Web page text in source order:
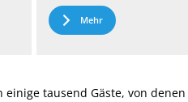
Mehr
tausend Gäste, von denen